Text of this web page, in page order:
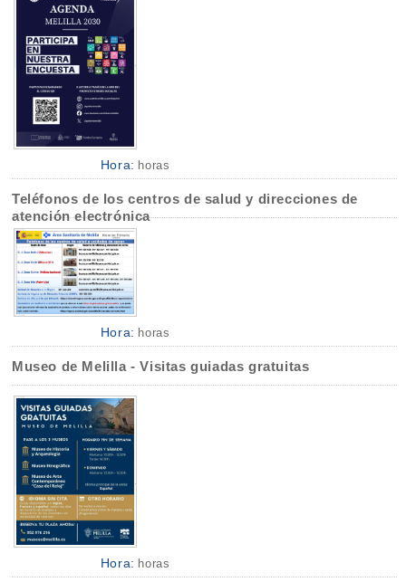
Hora: horas
Teléfonos de los centros de salud y direcciones de
atención electrónica
Hora: horas
Museo de Melilla - Visitas guiadas gratuitas
Hora: horas